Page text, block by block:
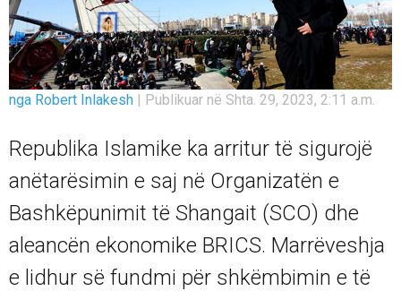
nga Robert Inlakesh | Publikuar në Shta. 29, 2023, 2:11 a.m.
Republika Islamike ka arritur të sigurojë
anëtarësimin e saj në Organizatën e
Bashkëpunimit të Shangait (SCO) dhe
aleancën ekonomike BRICS. Marrëveshja
e lidhur së fundmi për shkëmbimin e të